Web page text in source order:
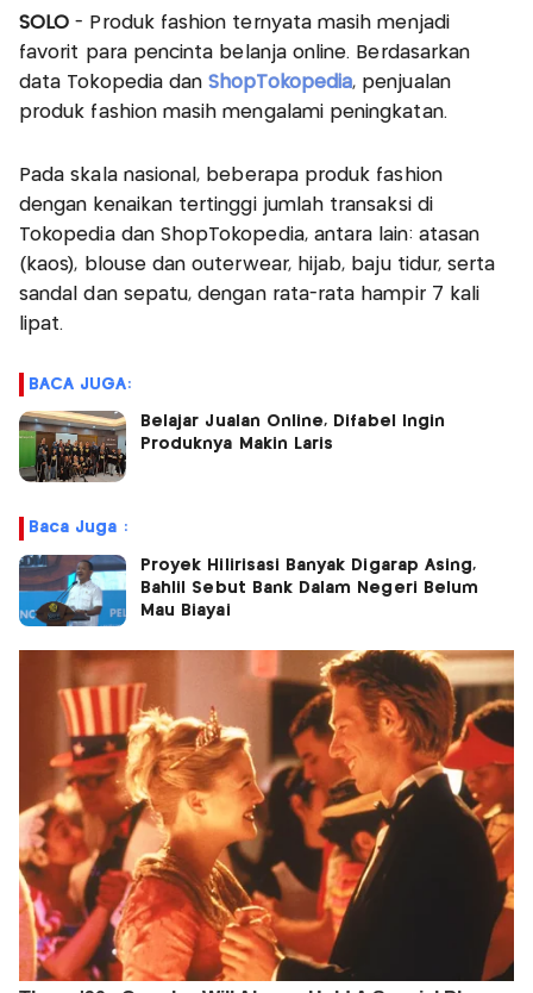
SOLO - Produk fashion ternyata masih menjadi
favorit para pencinta belanja online. Berdasarkan
data Tokopedia danShopTokopedia, penjualan
produk fashion masih mengalami peningkatan.
Pada skala nasional, beberapa produk fashion
dengan kenaikan tertinggi jumlah transaksi di
Tokopedia dan ShopTokopedia, antara lain: atasan
(kaos), blouse dan outerwear, hijab, baju tidur, serta
sandal dan sepatu, dengan rata-rata hampir 7 kali
lipat.
BACA JUGA:
Belajar Jualan Online, Difabel Ingin
Produknya Makin Laris
Baca Juga :
Proyek Hilirisasi Banyak Digarap Asing,
Bahlil Sebut Bank Dalam Negeri Belum
Mau Biayai